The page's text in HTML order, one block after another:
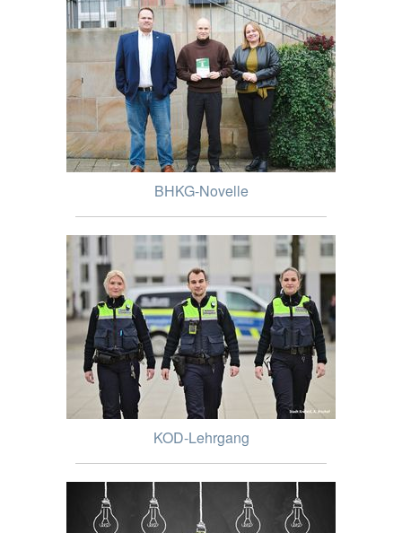
BHKG-Novelle
KOD-Lehrgang